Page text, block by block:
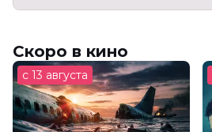
Скоро в кино
с 13 августа